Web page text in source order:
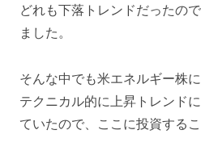
どれも下落トレンドだったの
ました。
そんな中でも米エネルギー株
テクニカル的に上昇トレンド
ていたので、ここに投資するこ